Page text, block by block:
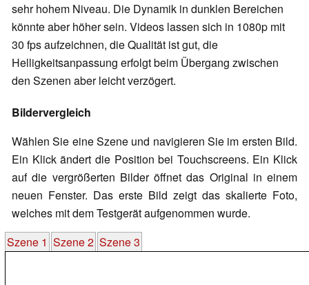
sehr hohem Niveau. Die Dynamik in dunklen Bereichen
könnte aber höher sein. Videos lassen sich in 1080p mit
30 fps aufzeichnen, die Qualität ist gut, die
Helligkeitsanpassung erfolgt beim Übergang zwischen
den Szenen aber leicht verzögert.
Bildervergleich
Wählen Sie eine Szene und navigieren Sie im ersten Bild.
Ein Klick ändert die Position bei Touchscreens. Ein Klick
auf die vergrößerten Bilder öffnet das Original in einem
neuen Fenster. Das erste Bild zeigt das skalierte Foto,
welches mit dem Testgerät aufgenommen wurde.
Szene 1 Szene 2 Szene 3